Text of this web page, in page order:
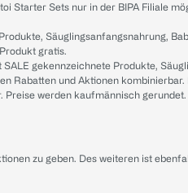
Starter Sets nur in der BIPA Filiale
Säuglingsanfangsnahrung,
gratis.
gekennzeichnete Produkte,
Rabatten und Aktionen
Preise werden kaufmännisch gerundet.
zu geben. Des weiteren ist